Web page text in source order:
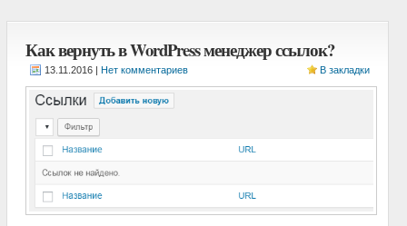
Как вернуть в WordPress менеджер ссылок?
| Нет комментариев В закладки